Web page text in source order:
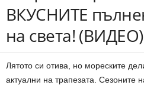
ВКУСНИТЕ
на света! (ВИДЕО)
Лятото си отива, но мореските
актуални на трапезата. Сезоните